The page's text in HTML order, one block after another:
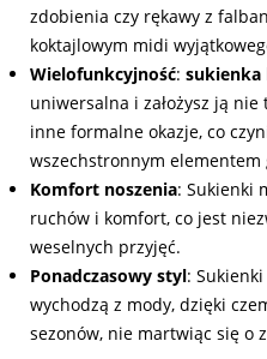
zdobienia czy rękawy z
koktajlowym midi
Wielofunkcyjność: sukienka
uniwersalna i założysz ją
inne formalne okazje, co
wszechstronnym elementem
Komfort noszenia: Sukienki
ruchów i komfort, co jest
weselnych przyjęć.
Ponadczasowy styl:
wychodzą z mody, dzięki
sezonów, nie martwiąc się o